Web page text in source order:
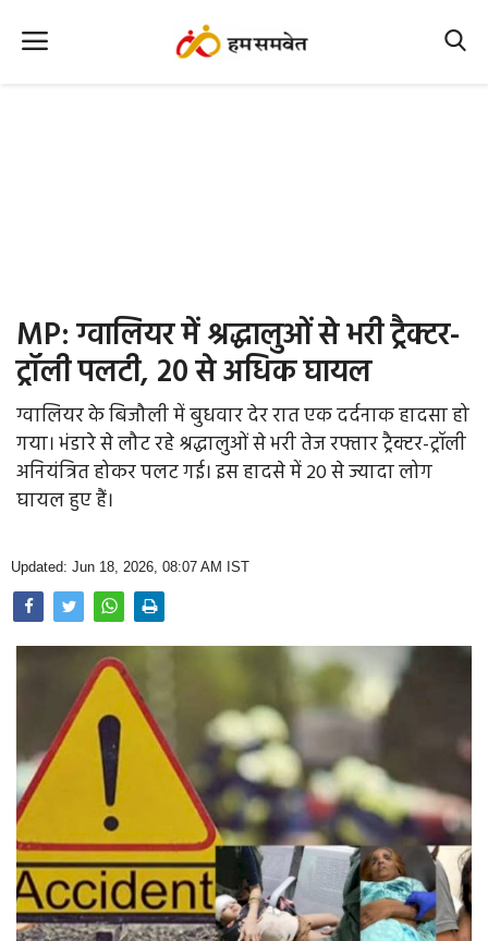
Office Office
Farm & Food
Opinion
Photo Gallery
MP: ग्वालियर में श्रद्धालुओं से भरी ट्रैक्टर-
ट्रॉली पलटी, 20 से अधिक घायल
ग्वालियर के बिजौली में बुधवार देर रात एक दर्दनाक हादसा हो
गया। भंडारे से लौट रहे श्रद्धालुओं से भरी तेज रफ्तार ट्रैक्टर-ट्रॉली
अनियंत्रित होकर पलट गई। इस हादसे में 20 से ज्यादा लोग
घायल हुए हैं।
Updated: Jun 18, 2026, 08:07 AM IST